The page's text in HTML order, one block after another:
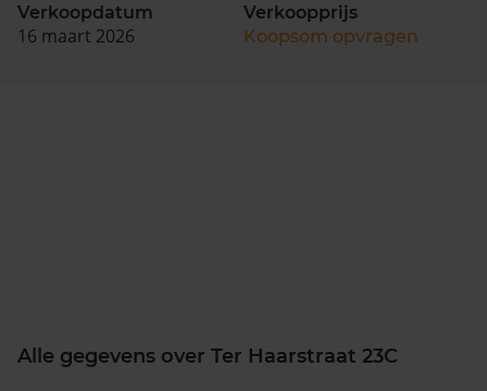
Verkoopdatum
16 maart 2026
Verkoopprijs
Koopsom opvragen
Alle gegevens over Ter Haarstraat 23C